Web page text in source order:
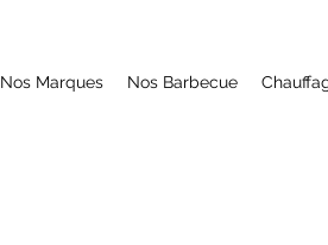
Nos Marques Nos Barbecue